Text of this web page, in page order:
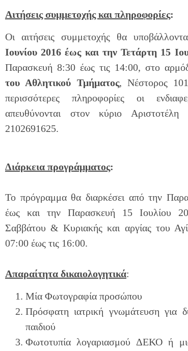
Αιτήσεις συμμετοχής και πληροφορίες:
Οι αιτήσεις συμμετοχής θα
Ιουνίου 2016 έως και την Τετάρτη 15
Παρασκευή 8:30 έως τις 14:00, στο
του Αθλητικού Τμήματος, Νέστορος
περισσότερες πληροφορίες οι
απευθύνονται στον κύριο
2102691625.
Διάρκεια προγράμματος:
Το πρόγραμμα θα διαρκέσει από την
έως και την Παρασκευή 15 Ιουλίου
Σαββάτου & Κυριακής και αργίας του
07:00 έως τις 16:00.
Απαραίτητα δικαιολογητικά:
Μία Φωτογραφία προσώπου
Πρόσφατη ιατρική γνωμάτευση για
παιδιού
Φωτοτυπία λογαριασμού ΔΕΚΟ ή